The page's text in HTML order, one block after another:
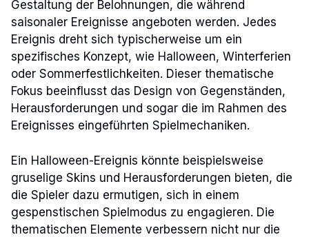
Gestaltung der Belohnungen, die während
saisonaler Ereignisse angeboten werden. Jedes
Ereignis dreht sich typischerweise um ein
spezifisches Konzept, wie Halloween, Winterferien
oder Sommerfestlichkeiten. Dieser thematische
Fokus beeinflusst das Design von Gegenständen,
Herausforderungen und sogar die im Rahmen des
Ereignisses eingeführten Spielmechaniken.
Ein Halloween-Ereignis könnte beispielsweise
gruselige Skins und Herausforderungen bieten, die
die Spieler dazu ermutigen, sich in einem
gespenstischen Spielmodus zu engagieren. Die
thematischen Elemente verbessern nicht nur die